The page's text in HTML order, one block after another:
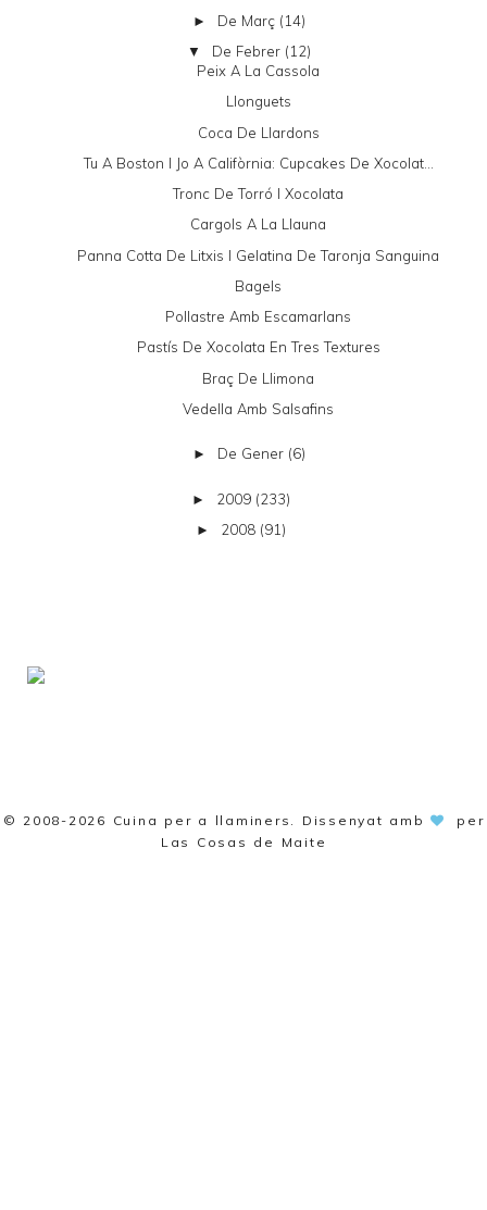
► De Març (14)
▼ De Febrer (12)
Peix A La Cassola
Llonguets
Coca De Llardons
Tu A Boston I Jo A Califòrnia: Cupcakes De Xocolat...
Tronc De Torró I Xocolata
Cargols A La Llauna
Panna Cotta De Litxis I Gelatina De Taronja Sanguina
Bagels
Pollastre Amb Escamarlans
Pastís De Xocolata En Tres Textures
Braç De Llimona
Vedella Amb Salsafins
► De Gener (6)
► 2009 (233)
► 2008 (91)
© 2008-2026 Cuina per a llaminers . Dissenyat amb
per
Las Cosas de Maite